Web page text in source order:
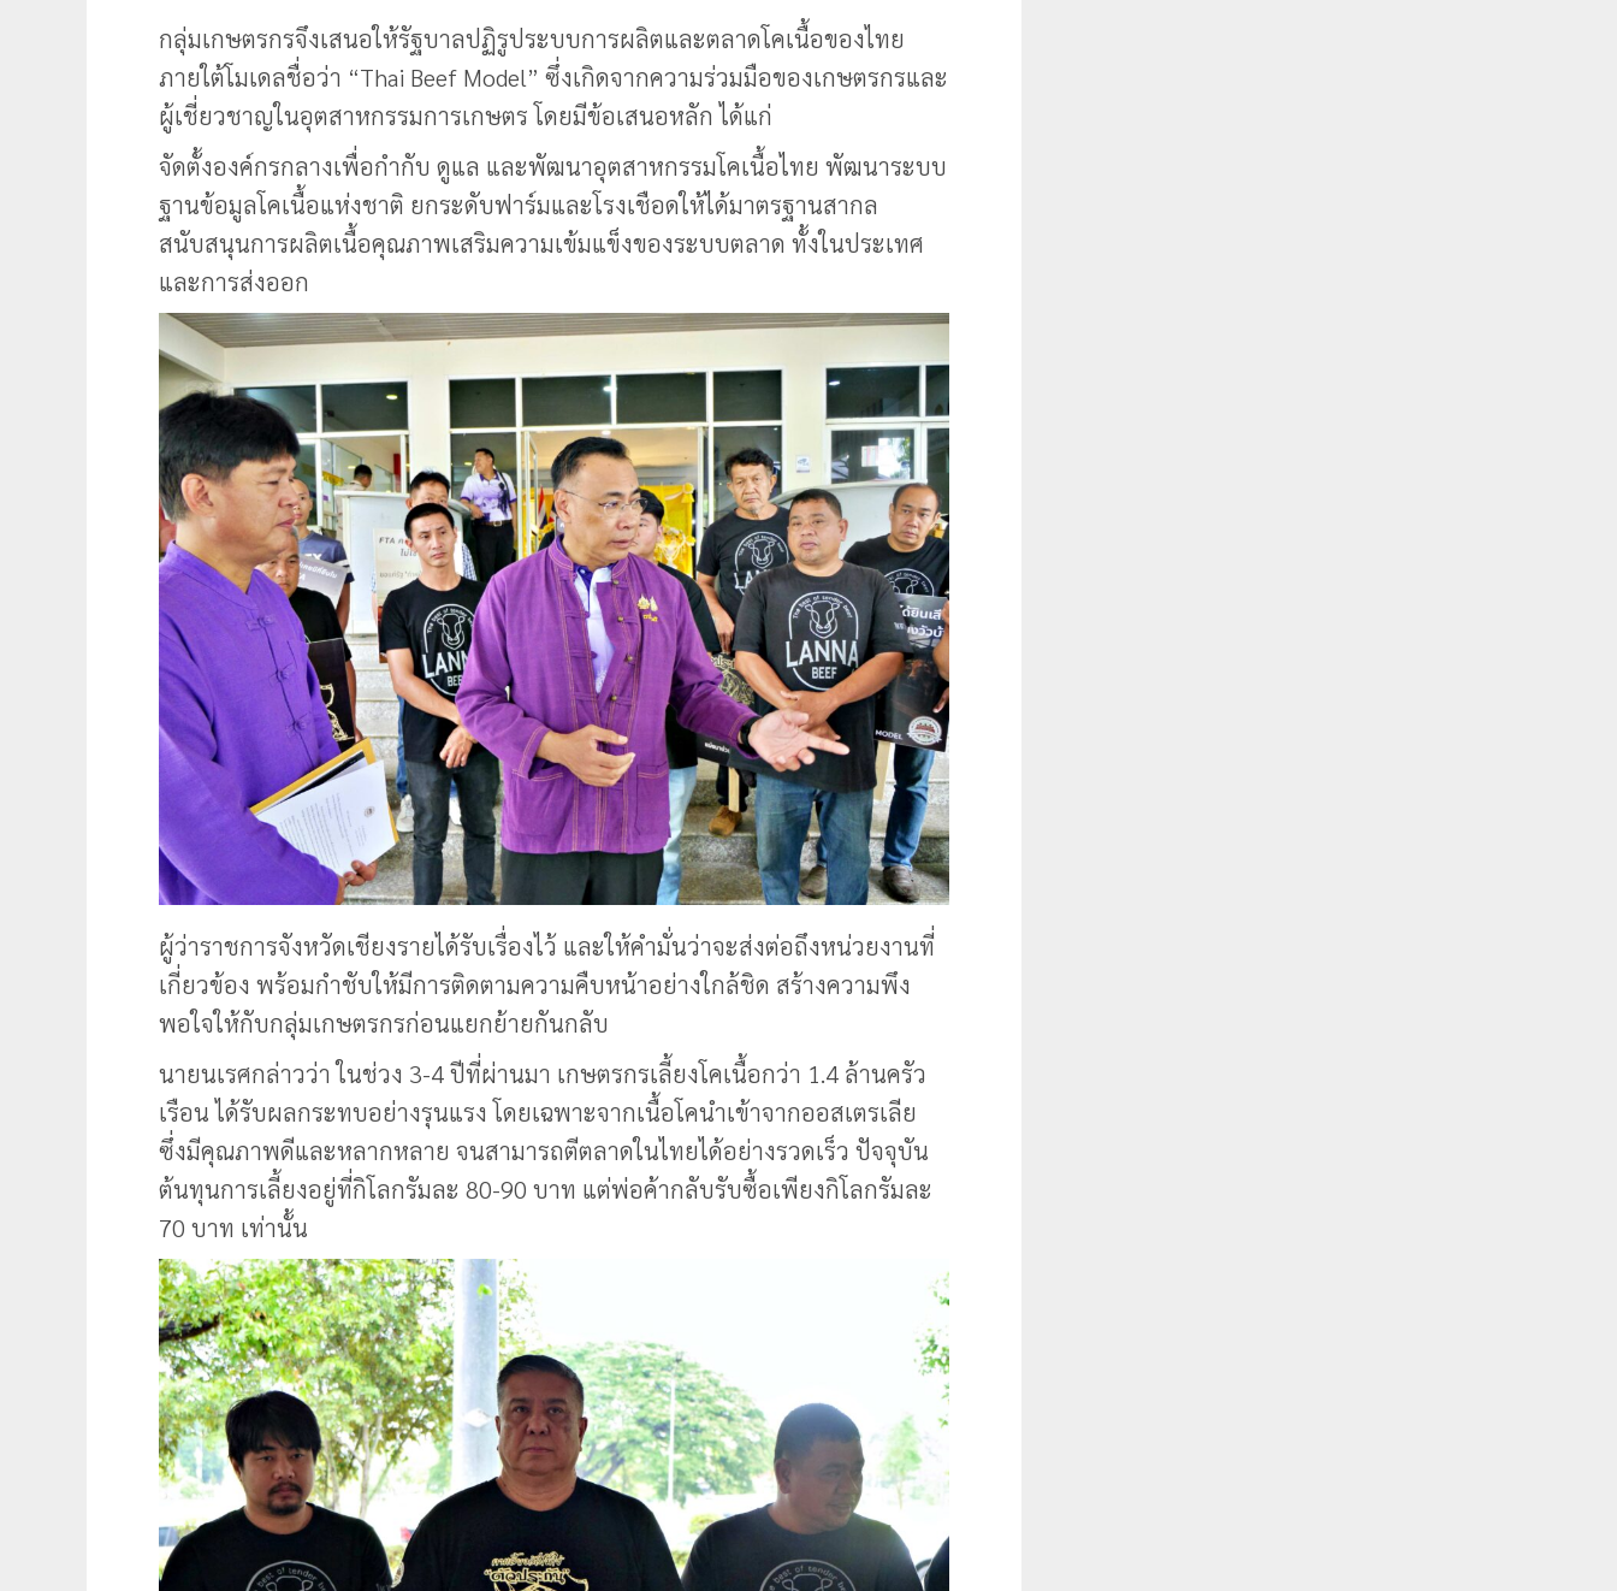
กลุ่มเกษตรกรจึงเสนอให้รัฐบาลปฏิรูประบบการผลิตและตลาดโคเนื้อของไทย
ภายใต้โมเดลชื่อว่า “Thai Beef Model” ซึ่งเกิดจากความร่วมมือของเกษตรกรและ
ผู้เชี่ยวชาญในอุตสาหกรรมการเกษตร โดยมีข้อเสนอหลัก ได้แก่
จัดตั้งองค์กรกลางเพื่อกำกับ ดูแล และพัฒนาอุตสาหกรรมโคเนื้อไทย พัฒนาระบบ
ฐานข้อมูลโคเนื้อแห่งชาติ ยกระดับฟาร์มและโรงเชือดให้ได้มาตรฐานสากล
สนับสนุนการผลิตเนื้อคุณภาพเสริมความเข้มแข็งของระบบตลาด ทั้งในประเทศ
และการส่งออก
ผู้ว่าราชการจังหวัดเชียงรายได้รับเรื่องไว้ และให้คำมั่นว่าจะส่งต่อถึงหน่วยงานที่
เกี่ยวข้อง พร้อมกำชับให้มีการติดตามความคืบหน้าอย่างใกล้ชิด สร้างความพึง
พอใจให้กับกลุ่มเกษตรกรก่อนแยกย้ายกันกลับ
นายนเรศกล่าวว่า ในช่วง 3-4 ปีที่ผ่านมา เกษตรกรเลี้ยงโคเนื้อกว่า 1.4 ล้านครัว
เรือน ได้รับผลกระทบอย่างรุนแรง โดยเฉพาะจากเนื้อโคนำเข้าจากออสเตรเลีย
ซึ่งมีคุณภาพดีและหลากหลาย จนสามารถตีตลาดในไทยได้อย่างรวดเร็ว ปัจจุบัน
ต้นทุนการเลี้ยงอยู่ที่กิโลกรัมละ 80-90 บาท แต่พ่อค้ากลับรับซื้อเพียงกิโลกรัมละ
70 บาท เท่านั้น